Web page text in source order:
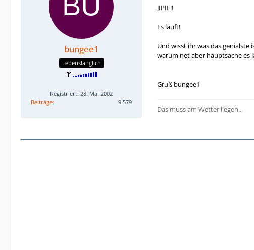
bungee1
Lebenslänglich
Registriert: 28. Mai 2002
Beiträge
9.579
JIPIE!!
Es läuft!
Und wisst ihr was das genialste
warum net aber hauptsache es
Gruß bungee1
Das muss am Wetter liegen...